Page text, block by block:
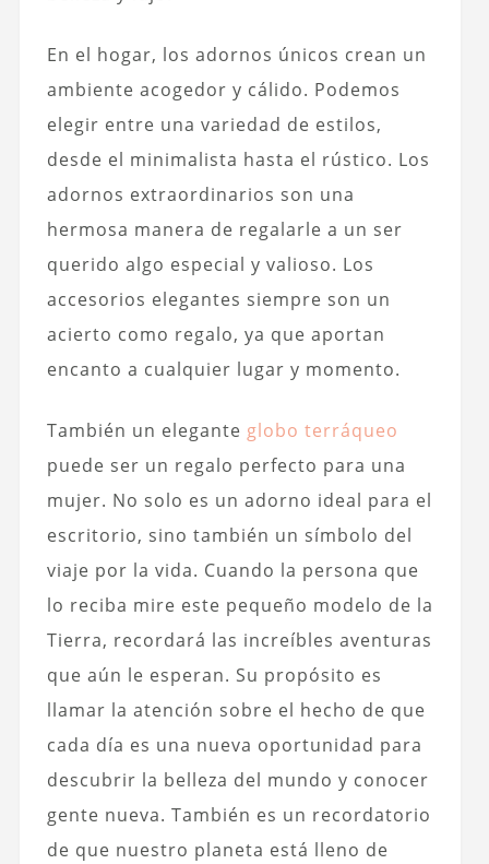
En el hogar, los adornos únicos crean un
ambiente acogedor y cálido. Podemos
elegir entre una variedad de estilos,
desde el minimalista hasta el rústico. Los
adornos extraordinarios son una
hermosa manera de regalarle a un ser
querido algo especial y valioso. Los
accesorios elegantes siempre son un
acierto como regalo, ya que aportan
encanto a cualquier lugar y momento.
También un elegante globo terráqueo
puede ser un regalo perfecto para una
mujer. No solo es un adorno ideal para el
escritorio, sino también un símbolo del
viaje por la vida. Cuando la persona que
lo reciba mire este pequeño modelo de la
Tierra, recordará las increíbles aventuras
que aún le esperan. Su propósito es
llamar la atención sobre el hecho de que
cada día es una nueva oportunidad para
descubrir la belleza del mundo y conocer
gente nueva. También es un recordatorio
de que nuestro planeta está lleno de